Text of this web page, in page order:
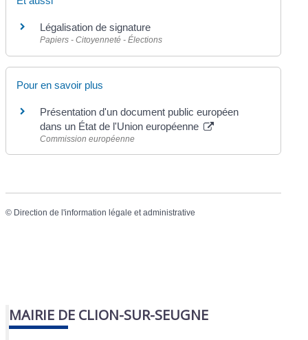
Légalisation de signature
Papiers - Citoyenneté - Élections
Pour en savoir plus
Présentation d'un document public européen
dans un État de l'Union européenne
Commission européenne
© Direction de l'information légale et administrative
MAIRIE DE CLION-SUR-SEUGNE